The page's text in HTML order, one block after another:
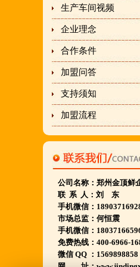
胡羊排餐
金顶鲜宁夏特色
有13年
真
期
若您
请致电
陕西西安市 宁
生产车间视频
企业理念
合作条件
加盟问答
支持须知
加盟流程
公司名称： 郑州金顶鲜
联 系 人：刘 东
手机微信：
市场总监：何恒震
手机微信：
免费热线：400-6966-
微信 QQ ：1569898858